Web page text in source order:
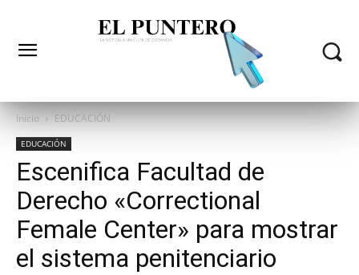
Inicio EDUCACIÓN
EDUCACIÓN
Escenifica Facultad de
Derecho «Correctional
Female Center» para mostrar
el sistema penitenciario